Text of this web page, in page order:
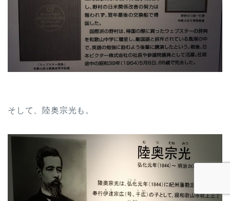
そして、陸奥宗光も。